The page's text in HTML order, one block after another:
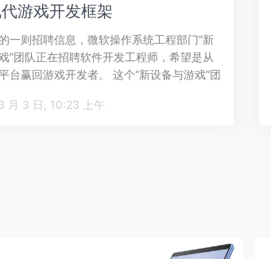
游戏开发框架
一则招聘信息，微软操作系统工程部门“新
”团队正在招聘软件开发工程师，希望是从
台赢回游戏开发者。 这个“新设备与游戏”团
2014 年 3 月 3 日, 10:23 上午